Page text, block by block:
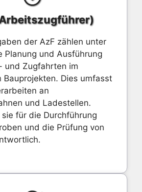
der AzF zählen unter
Planung und Ausführung
und Zugfahrten im
Bauprojekten. Dies umfasst
an
und Ladestellen.
für die Durchführung
und die Prüfung von